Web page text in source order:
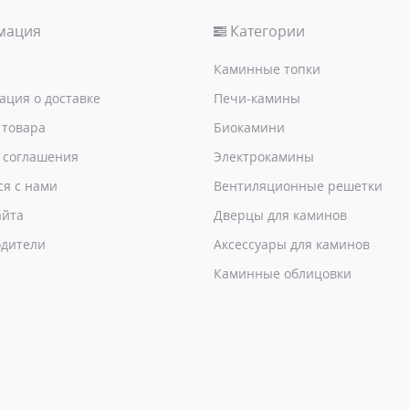
о доставке
с нами
Категории
Каминные топки
Печи-камины
Биокамини
Электрокамины
Вентиляционные решетки
Дверцы для каминов
Аксессуары для каминов
Каминные облицовки